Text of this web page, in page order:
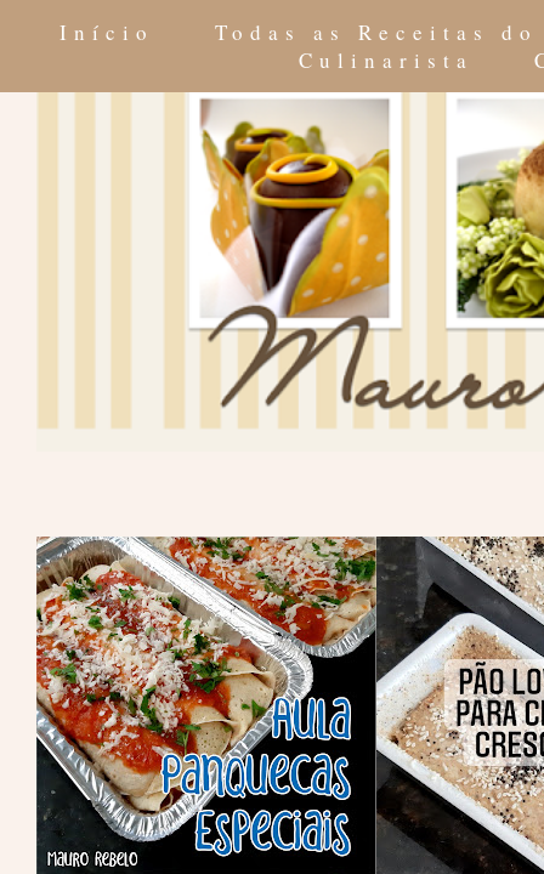
Início
Todas as Receitas
Culinarista